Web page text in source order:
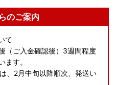
のご案内
て
（ご入金確認後）3週間程度
ます。
、2月中旬以降順次、発送い